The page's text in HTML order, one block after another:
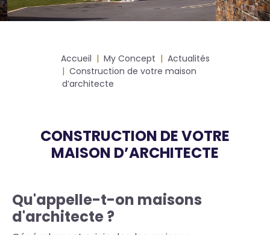
Fil
d'Ariane
Accueil My Concept
Actualités
Construction de votre maison
d’architecte
CONSTRUCTION DE VOTRE
MAISON D’ARCHITECTE
Body
Qu'appelle-t-on maisons
d'architecte ?